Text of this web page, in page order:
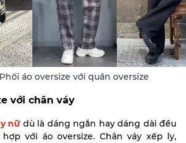
Phối áo oversize với quần oversize
với chân váy
nữ dù là dáng ngắn hay dáng dài đều
với áo oversize. Chân váy xếp ly,